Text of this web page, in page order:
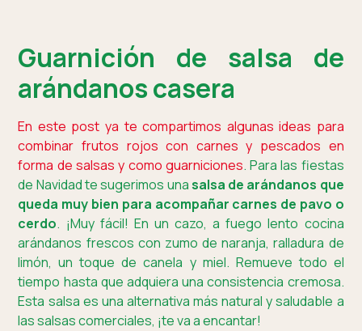
Guarnición de salsa de
arándanos casera
En este post ya te compartimos algunas ideas para
combinar frutos rojos con carnes y pescados en
forma de salsas y como guarniciones. Para las fiestas
de Navidad te sugerimos unasalsa de arándanos que
queda muy bien para acompañar carnes de pavo o
cerdo. ¡Muy fácil! En un cazo, a fuego lento cocina
arándanos frescos con zumo de naranja, ralladura de
limón, un toque de canela y miel. Remueve todo el
tiempo hasta que adquiera una consistencia cremosa.
Esta salsa es una alternativa más natural y saludable a
las salsas comerciales, ¡te va a encantar!